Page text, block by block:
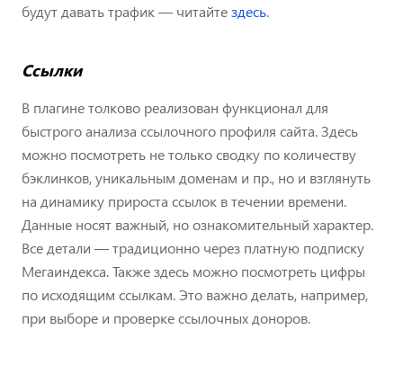
будут давать трафик — читайтездесь.
Ссылки
В плагине толково реализован функционал для
быстрого анализа ссылочного профиля сайта. Здесь
можно посмотреть не только сводку по количеству
бэклинков, уникальным доменам и пр., но и взглянуть
на динамику прироста ссылок в течении времени.
Данные носят важный, но ознакомительный характер.
Все детали — традиционно через платную подписку
Мегаиндекса. Также здесь можно посмотреть цифры
по исходящим ссылкам. Это важно делать, например,
при выборе и проверке ссылочных доноров.